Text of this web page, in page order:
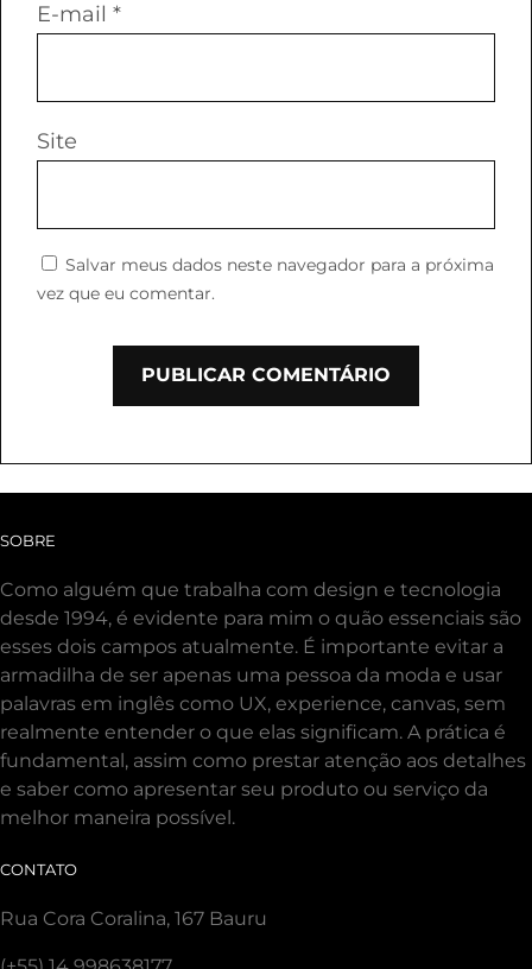
E-mail *
Site
Salvar meus dados neste navegador para a próxima
vez que eu comentar.
SOBRE
Como alguém que trabalha com design e tecnologia
desde 1994, é evidente para mim o quão essenciais são
esses dois campos atualmente. É importante evitar a
armadilha de ser apenas uma pessoa da moda e usar
palavras em inglês como UX, experience, canvas, sem
realmente entender o que elas significam. A prática é
fundamental, assim como prestar atenção aos detalhes
e saber como apresentar seu produto ou serviço da
melhor maneira possível.
CONTATO
Rua Cora Coralina, 167 Bauru